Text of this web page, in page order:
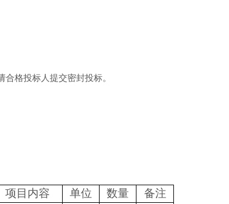
格投标人提交密封投标。
项目内容 单位 数量 备注